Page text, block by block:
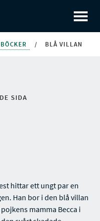
/ BLÅ VILLAN
SIDA
hittar ett ungt par en
Han bor i den blå villan
mamma Becca i